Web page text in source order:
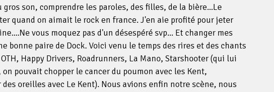
gros son, comprendre les paroles, des filles, de la bière...Le
quand on aimait le rock en france. J'en aie profité pour jeter
vous moquez pas d'un désespéré svp... Et changer mes
bonne paire de Dock. Voici venu le temps des rires et des chants
Happy Drivers, Roadrunners, La Mano, Starshooter (qui lui
pouvait chopper le cancer du poumon avec les Kent,
oreilles avec Le Kent). Nous avions enfin notre scène, nous